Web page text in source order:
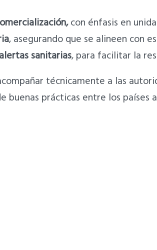
con énfasis en
, asegurando que se alineen con
sanitarias, para facilitar la
técnicamente a las
prácticas entre los países